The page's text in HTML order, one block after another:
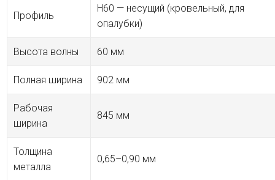
Профиль
H60 — несущий (кровельный, для
опалубки)
Высота волны 60 мм
Полная ширина 902 мм
Рабочая
ширина
845 мм
Толщина
металла
0,65–0,90 мм